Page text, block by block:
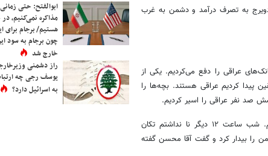
به تصرف درآمد و دشمن به غرب
عراقی را دفع می‌کردیم. یکی از
پیدا کردیم عراقی هستند. بچه‌ها را
صد نفر عراقی را اسیر کردیم.
بعد از ۱۰ روز جنگ به‌شدت خسته بودیم. ده شبانه‌روز اصلاً نخوابیده بودیم. شب ساعت ۱۲ دیگر نا نداشتم تکان
من را بیدار کرد و گفت آقا محسن گفته
ابوالفتح: حتی
مذاکره نمی‌کنیم،
هستیم/ برجام برای
چون برجام به سود
خارج شد
راز دشمنی
یوسف رجی چه
به اسرائیل دارد؟